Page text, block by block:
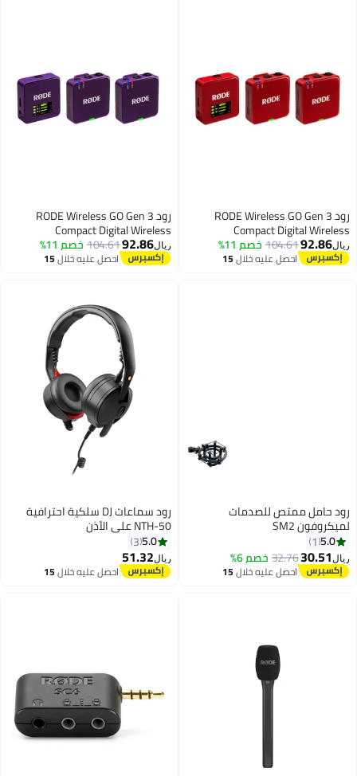
رود RODE Wireless GO Gen 3
Compact Digital Wireless
Microphone System – RED
WIGOGEN3RED RED
ريال92.86
104.61خصم 11%
احصل عليه خلال15
رود RODE Wireless GO Gen 3
Compact Digital Wireless
Microphone System – PURPLE
WIGOGEN3PUR PURPLE
ريال92.86
104.61خصم 11%
احصل عليه خلال15
رود حامل ممتص للصدمات
لميكروفون SM2
5.0
1
ريال 30.51
32.76خصم 6%
احصل عليه خلال15
رود سماعات DJ سلكية احترافية
NTH-50 على الأذن
5.0
3
ريال51.32
احصل عليه خلال15